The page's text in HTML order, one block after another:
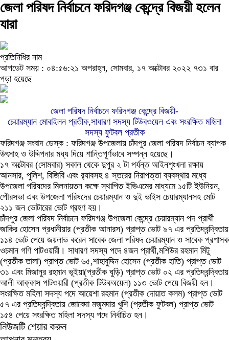
জেলা পরিষদ নির্বাচনে ফরিদগঞ্জ কেন্দ্রে বিজয়ী হলেন
যারা
প্রতিনিধির নাম
আপডেট সময় : ০৪:৫৬:২১ অপরাহ্ন, সোমবার, ১৭ অক্টোবর ২০২২ ৭৩১ বার
পড়া হয়েছে
জেলা পরিষদ নির্বাচনে ফরিদগঞ্জ কেন্দ্রে বিজয়ী-
চেয়ারম্যান মোবাইলন প্রতীক,সাধারণ সদস্য টিউবওয়েল এবং সংরক্ষিত মহিলা
সদস্য ফুটবল প্রতীক
ফরিদগঞ্জ সংবাদ ডেস্ক : ফরিদগঞ্জ উপজেলায় চাঁদপুর জেলা পরিষদ নির্বাচন ব্যাপক
উৎসাহ ও উদ্দিপনার মধ্য দিয়ে শান্তিপূর্ণভাবে সম্পন্ন হয়েছে।
১৭ অক্টোবর (সোমবার) সকাল থেকে দুপুর ২ টা পর্যন্ত আইনশৃংখলা রক্ষায়
আনসার, পুলিশ, বিজিবি এবং র‌্যাবসহ ৪ স্তরের নিরাপত্তা ব্যবস্থার মধ্যে
উপজেলা পরিষদের মিলনায়তন কক্ষে স্থাপিত ইভিএমের মাধ্যমে ১৫টি ইউনিয়ন,
পৌরসভা এবং উপজেলা পরিষদের চেয়ারম্যান ও দুই ভাইস চেয়ারম্যানসহ মোট
২১১ জন ভোটারের ভোট গ্রহণ হয়।
চাঁদপুর জেলা পরিষদ নির্বাচনে ফরিদগঞ্জ উপজেলা কেন্দ্রে চেয়ারম্যান পদ প্রার্থী
জাকির হোসেন প্রধানীয়ার (প্রতীক আনারস) প্রাপ্ত ভোট ৯৭ এর প্রতিদ্বন্দ্বিতায়
১১৪ ভোট পেয়ে জয়লাভ করেন সাবেক জেলা পরিষদ চেয়ারম্যান ও সাবেক প্রশাসক
ওচমান গণি পাটওয়ারী। সাধারণ সদস্য পদে ৪জন প্রার্থী,মশিউর রহমান মিটু
(প্রতীক তালা) প্রাপ্ত ভোট ৬৫,শাহাবুদ্দিন হোসেন (প্রতীক হাতি) প্রাপ্ত ভোট
৩১ এবং মিজানুর রহমান ভূইয়া(প্রতীক ঘুড়ি) প্রাপ্ত ভোট ০২ এর প্রতিদ্বন্দ্বিতায়
আলী আক্কাস পাটওয়ারী (প্রতীক টিউবঅয়েল) ১১৩ ভোট পেয়ে বিজয়ী হন।
সংরক্ষিত মহিলা সদস্য পদে আয়েশা রহমান (প্রতীক দোয়াত কলম) প্রাপ্ত ভোট
৫৭ এর প্রতিদ্বন্দ্বিতায় জোবেদা মজুমদার খুশি (প্রতীক ফুটবল) প্রাপ্ত ভোট
১৫৪ পেয়ে সংরক্ষিত মহিলা সদস্য পদে নির্বাচিত হন।
নিউজটি শেয়ার করুন